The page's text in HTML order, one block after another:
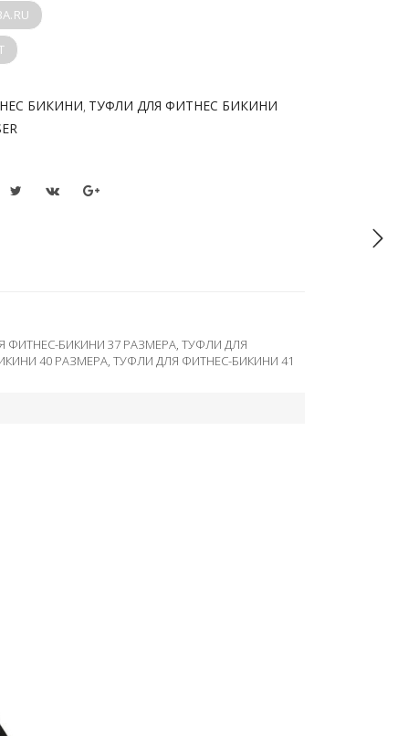
БИКИНИ ТУФЛИ ДЛЯ ФИТНЕС БИКИНИ
ФИТНЕС-БИКИНИ 37 РАЗМЕРА, ТУФЛИ ДЛЯ
40 РАЗМЕРА, ТУФЛИ ДЛЯ ФИТНЕС-БИКИНИ 41